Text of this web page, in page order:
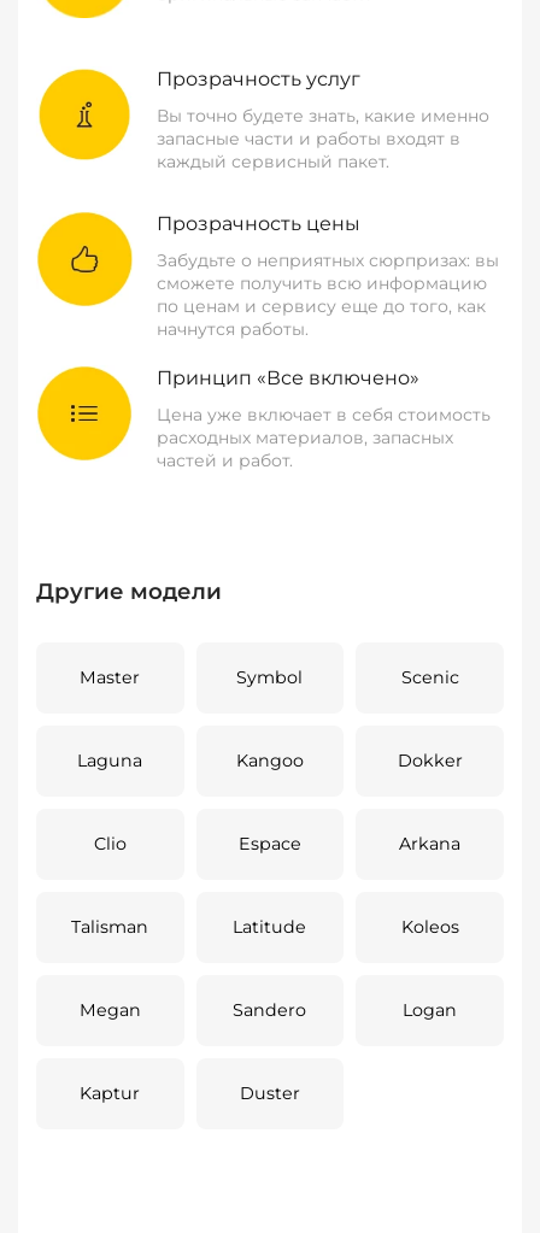
Прозрачность услуг
Вы точно будете знать, какие именно
запасные части и работы входят в
каждый сервисный пакет.
Прозрачность цены
Забудьте о неприятных сюрпризах: вы
сможете получить всю информацию
по ценам и сервису еще до того, как
начнутся работы.
Принцип «Все включено»
Цена уже включает в себя стоимость
расходных материалов, запасных
частей и работ.
Другие модели
Master Symbol Scenic
Laguna Kangoo Dokker
Clio Espace Arkana
Talisman Latitude Koleos
Megan Sandero Logan
Kaptur Duster